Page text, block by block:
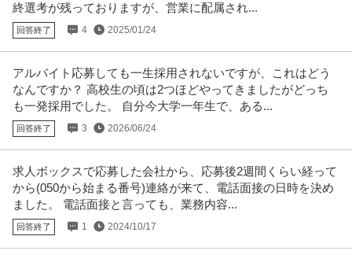
終選考が残っておりますが、営業に配属され...
回答終了 4 2025/01/24
アルバイト応募しても一生採用されないですが、これはどう
なんですか？ 高校生の頃は2つほどやってきましたがどっち
も一発採用でした。 自分今大学一年生で、ある...
回答終了 3 2026/06/24
求人ボックスで応募した会社から、応募後2週間くらい経って
から(050から始まる番号)連絡が来て、電話面接の日時を決め
ました。 電話面接と言っても、業務内容...
回答終了 1 2024/10/17